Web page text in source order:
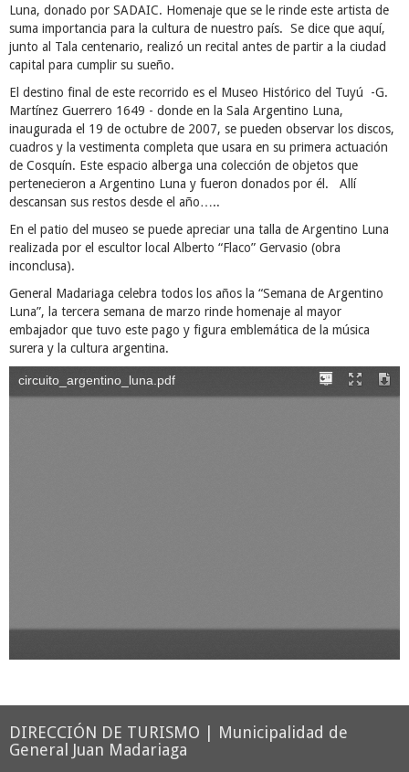
Luna, donado por SADAIC. Homenaje que se le rinde este artista de
suma importancia para la cultura de nuestro país. Se dice que aquí,
junto al Tala centenario, realizó un recital antes de partir a la ciudad
capital para cumplir su sueño.
El destino final de este recorrido es el Museo Histórico del Tuyú -G.
Martínez Guerrero 1649 - donde en la Sala Argentino Luna,
inaugurada el 19 de octubre de 2007, se pueden observar los discos,
cuadros y la vestimenta completa que usara en su primera actuación
de Cosquín. Este espacio alberga una colección de objetos que
pertenecieron a Argentino Luna y fueron donados por él. Allí
descansan sus restos desde el año…..
En el patio del museo se puede apreciar una talla de Argentino Luna
realizada por el escultor local Alberto “Flaco” Gervasio (obra
inconclusa).
General Madariaga celebra todos los años la “Semana de Argentino
Luna”, la tercera semana de marzo rinde homenaje al mayor
embajador que tuvo este pago y figura emblemática de la música
surera y la cultura argentina.
DIRECCIÓN DE TURISMO | Municipalidad de
General Juan Madariaga